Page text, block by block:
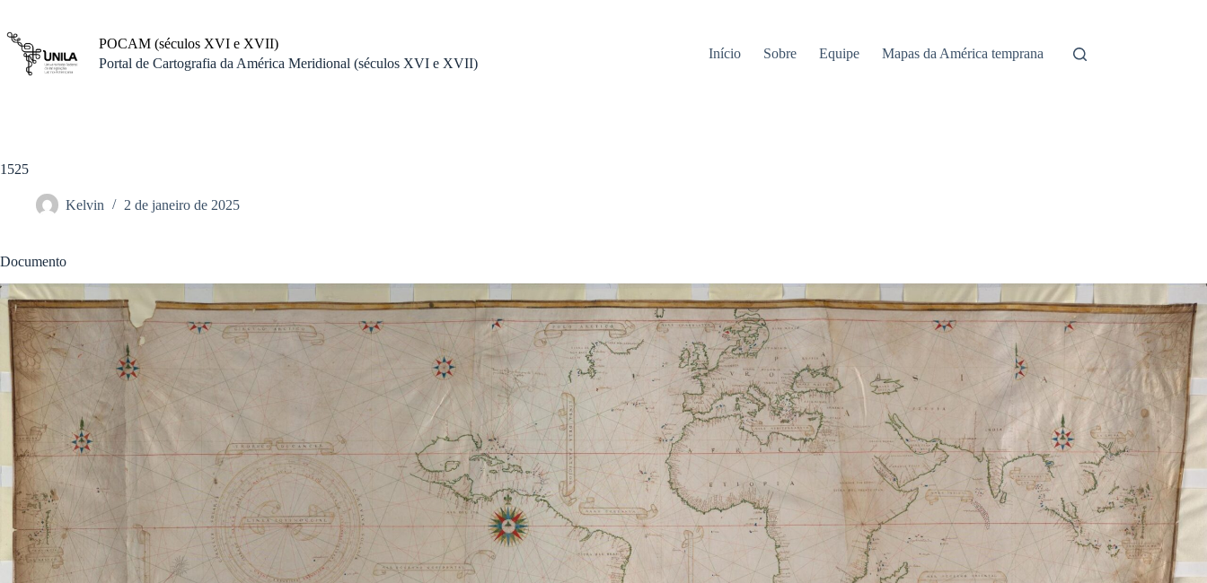
conteúdo
POCAM (séculos XVI e XVII)
Portal de Cartografia da América Meridional (séculos XVI e XVII)
Início Sobre Equipe Mapas da América temprana
1525
Kelvin 2 de janeiro de 2025
Documento